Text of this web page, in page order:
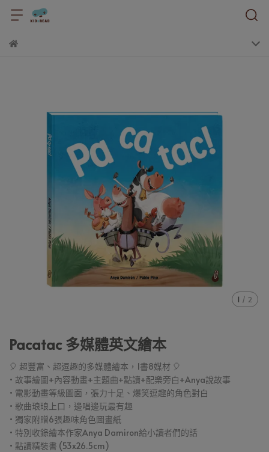
1 / 2
Pacatac 多媒體英文繪本
🎈 超豐富、超逗趣的多媒體繪本，1書8媒材 🎈
• 故事繪圖+內容動畫+主題曲+點讀+配樂旁白+Anya說故事
• 電影動畫等級圖面，張力十足、爆笑逗趣的角色對白
• 歌曲琅琅上口，邊唱邊玩最有趣
• 獨家附贈6張趣味角色圖畫紙
• 特別收錄繪本作家Anya Damiron給小讀者們的話
• 點讀精裝書 (53x26.5cm)